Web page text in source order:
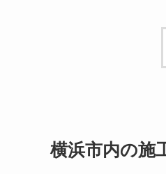
横浜市内の施